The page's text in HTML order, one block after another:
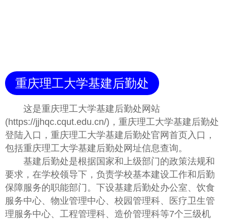
重庆理工大学基建后勤处
这是重庆理工大学基建后勤处网站
(https://jjhqc.cqut.edu.cn/)，重庆理工大学基建后勤处
登陆入口，重庆理工大学基建后勤处官网首页入口，
包括重庆理工大学基建后勤处网址信息查询。
基建后勤处是根据国家和上级部门的政策法规和
要求，在学校领导下，负责学校基本建设工作和后勤
保障服务的职能部门。下设基建后勤处办公室、饮食
服务中心、物业管理中心、校园管理科、医疗卫生管
理服务中心、工程管理科、造价管理科等7个三级机